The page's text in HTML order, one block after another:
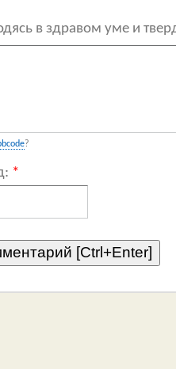
в здравом уме и
?
*